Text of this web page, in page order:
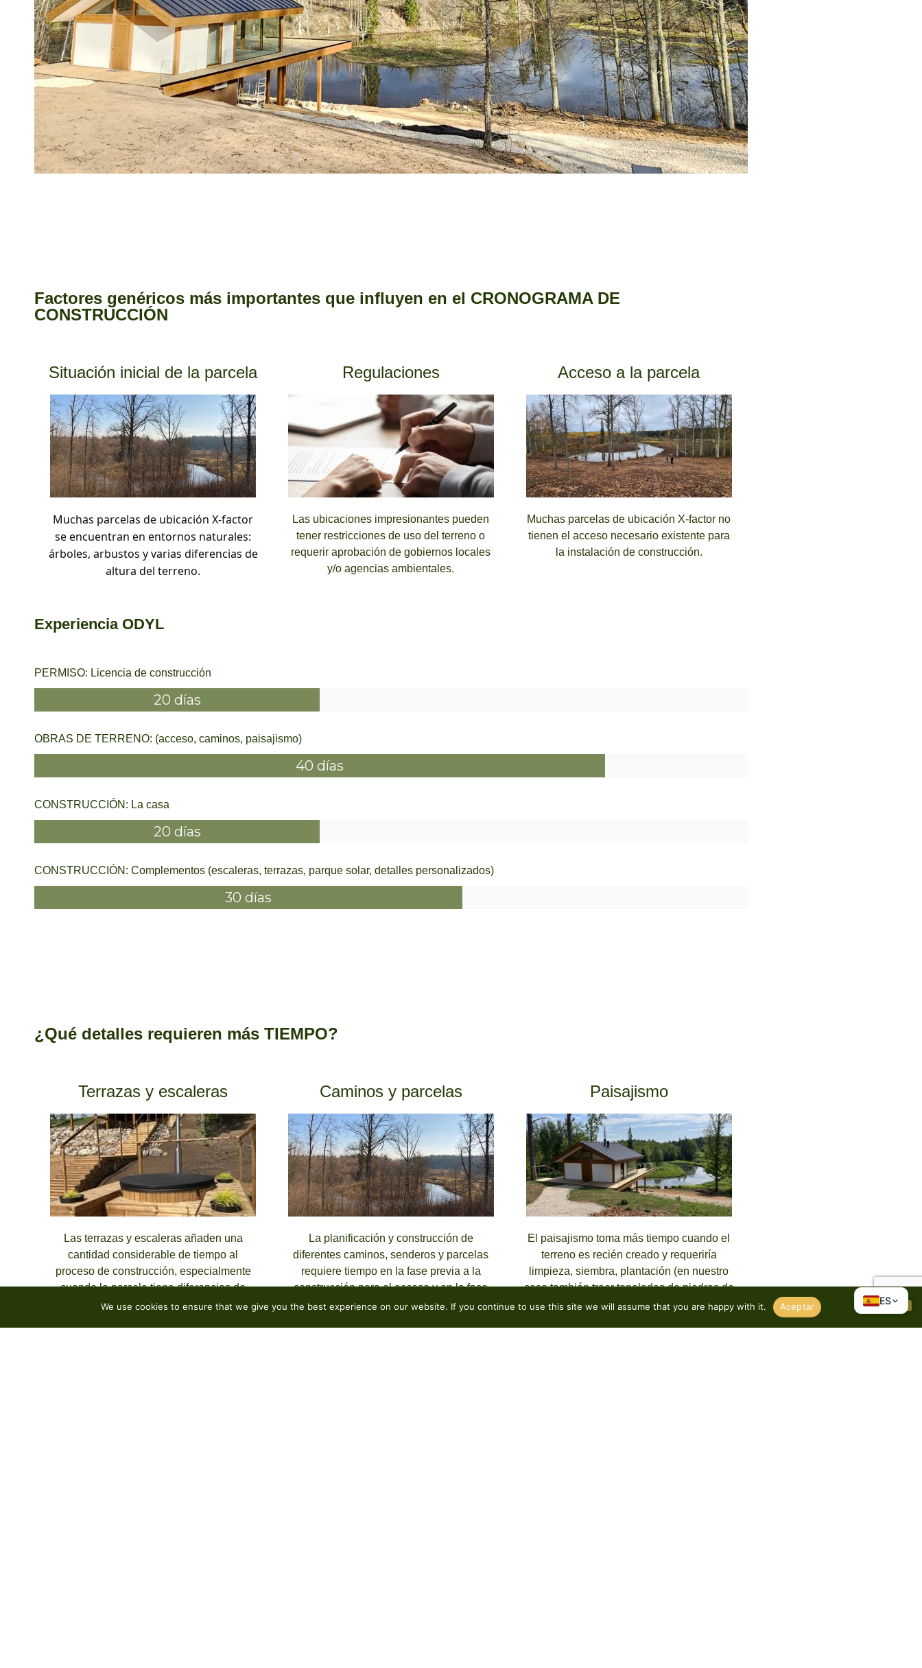
Factores genéricos más importantes que influyen en el CRONOGRAMA DE
CONSTRUCCIÓN
Situación inicial de la parcela
Muchas parcelas de ubicación X-factor
se encuentran en entornos naturales:
árboles, arbustos y varias diferencias de
altura del terreno.
Regulaciones
Las ubicaciones impresionantes pueden
tener restricciones de uso del terreno o
requerir aprobación de gobiernos locales
y/o agencias ambientales.
Acceso a la parcela
Muchas parcelas de ubicación X-factor no
tienen el acceso necesario existente para
la instalación de construcción.
Experiencia ODYL
PERMISO: Licencia de construcción
20 días
OBRAS DE TERRENO: (acceso, caminos, paisajismo)
40 días
CONSTRUCCIÓN: La casa
20 días
CONSTRUCCIÓN: Complementos (escaleras, terrazas, parque solar, detalles personalizados)
30 días
¿Qué detalles requieren más TIEMPO?
Terrazas y escaleras
Las terrazas y escaleras añaden una
cantidad considerable de tiempo al
proceso de construcción, especialmente
cuando la parcela tiene diferencias de
nivel.
Caminos y parcelas
La planificación y construcción de
diferentes caminos, senderos y parcelas
requiere tiempo en la fase previa a la
construcción para el acceso y en la fase
posterior para arreglos y preparación del
Paisajismo
El paisajismo toma más tiempo cuando el
terreno es recién creado y requeriría
limpieza, siembra, plantación (en nuestro
caso también traer toneladas de piedras de
relleno y mantillo).
We use cookies to ensure that we give you the best experience on our website. If you continue to use this site we will assume that you are happy with it. Aceptar ES